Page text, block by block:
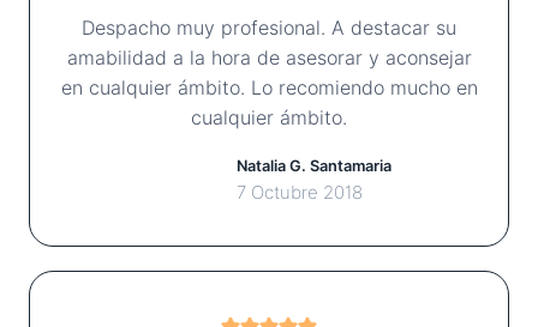
Despacho muy profesional. A destacar su
amabilidad a la hora de asesorar y aconsejar
en cualquier ámbito. Lo recomiendo mucho en
cualquier ámbito.
Natalia G. Santamaria
7 Octubre 2018